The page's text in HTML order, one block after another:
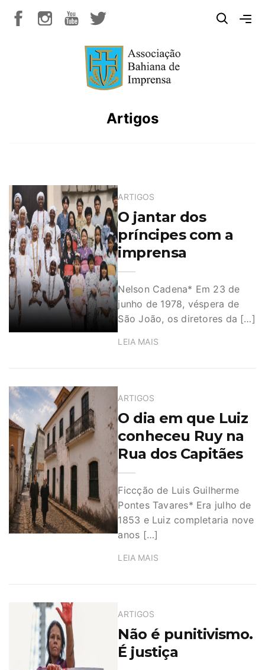
Artigos
ARTIGOS
O jantar dos
príncipes com a
imprensa
Nelson Cadena* Em 23 de
junho de 1978, véspera de
São João, os diretores da […]
LEIA MAIS
ARTIGOS
O dia em que Luiz
conheceu Ruy na
Rua dos Capitães
Ficcção de Luis Guilherme
Pontes Tavares* Era julho de
1853 e Luiz completaria nove
anos […]
LEIA MAIS
ARTIGOS
Não é punitivismo.
É justiça